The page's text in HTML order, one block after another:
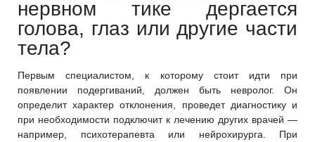
нервном тике дергается
голова, глаз или другие части
тела?
Первым специалистом, к которому стоит идти при
появлении подергиваний, должен быть невролог. Он
определит характер отклонения, проведет диагностику и
при необходимости подключит к лечению других врачей —
например, психотерапевта или нейрохирурга. При